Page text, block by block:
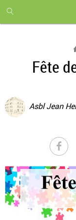
month
free
Fête
Asbl Jean